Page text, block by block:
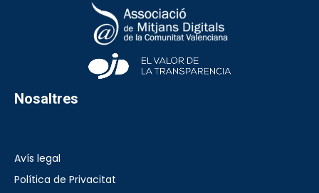
Nosaltres
Avís legal
Política de Privacitat